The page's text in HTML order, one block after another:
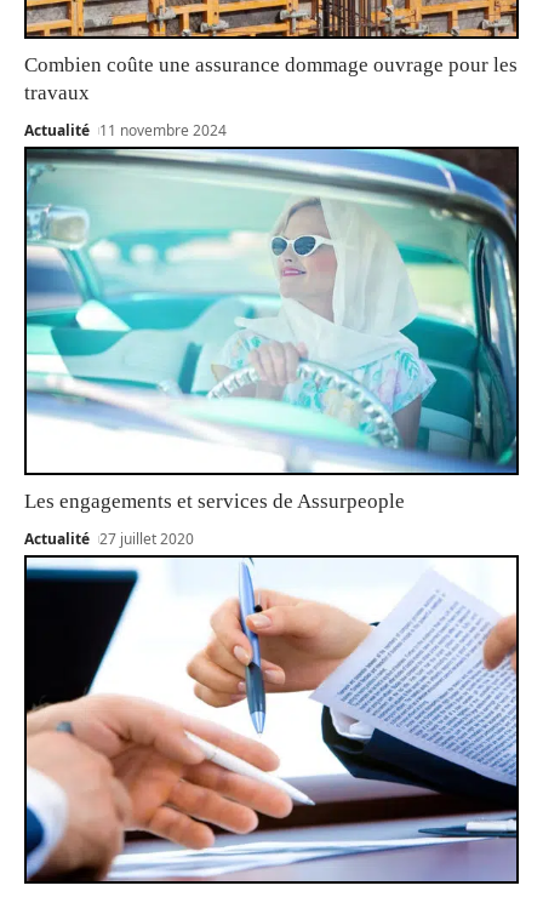
Combien coûte une assurance dommage ouvrage pour les
travaux
Actualité 11 novembre 2024
Les engagements et services de Assurpeople
Actualité 27 juillet 2020